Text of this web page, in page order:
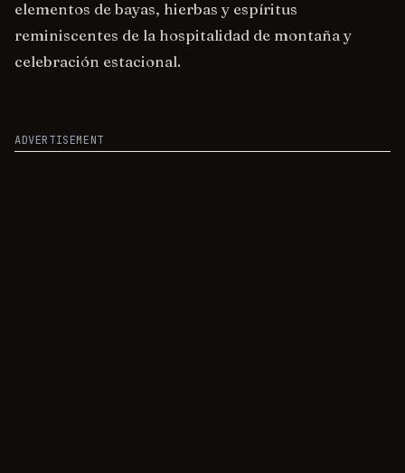
elementos de bayas, hierbas y espíritus
reminiscentes de la hospitalidad de montaña y
celebración estacional.
ADVERTISEMENT